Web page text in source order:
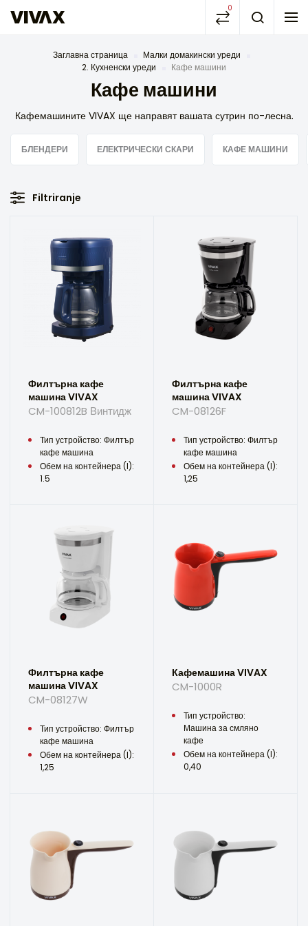
0
Заглавна страница
Малки домакински уреди
2. Кухненски уреди
Кафе машини
Кафе машини
Кафемашините VIVAX ще направят вашата сутрин по-лесна.
БЛЕНДЕРИ ЕЛЕКТРИЧЕСКИ СКАРИ КАФЕ МАШИНИ
Filtriranje
Филтърна кафе
машина VIVAX
CM-100812B Винтидж
Тип устройство: Филтър
кафе машина
Обем на контейнера (l):
1.5
Филтърна кафе
машина VIVAX
CM-08126F
Тип устройство: Филтър
кафе машина
Обем на контейнера (l):
1,25
Филтърна кафе
машина VIVAX
CM-08127W
Тип устройство: Филтър
кафе машина
Обем на контейнера (l):
1,25
Кафемашина VIVAX
CM-1000R
Тип устройство:
Машина за смляно
кафе
Обем на контейнера (l):
0,40